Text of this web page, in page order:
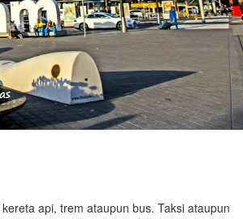
api, trem ataupun bus. Taksi ataupun